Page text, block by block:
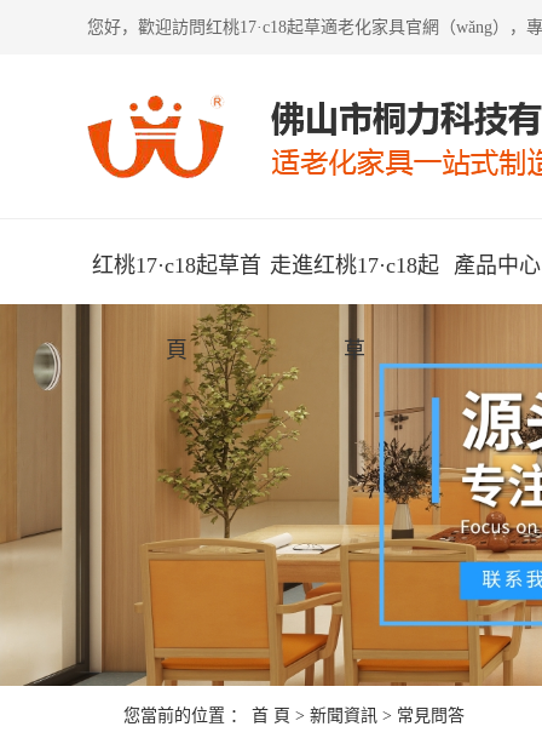
您好，歡迎訪問红桃17·c18起草適老化家具官網（wǎng），
红桃17·c18起草首
頁
走進红桃17·c18起
草
產品中
您當前的位置 ： 首 頁 > 新聞資訊 > 常見問答